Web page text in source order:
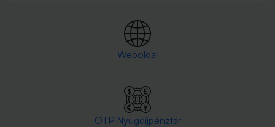
Weboldal
OTP Nyugdíjpénztár